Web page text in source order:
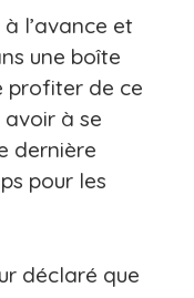
l’avance et
une boîte
profiter de ce
à se
dernière
pour les
déclaré que